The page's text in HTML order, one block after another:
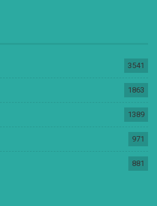
3541
1863
1389
971
881